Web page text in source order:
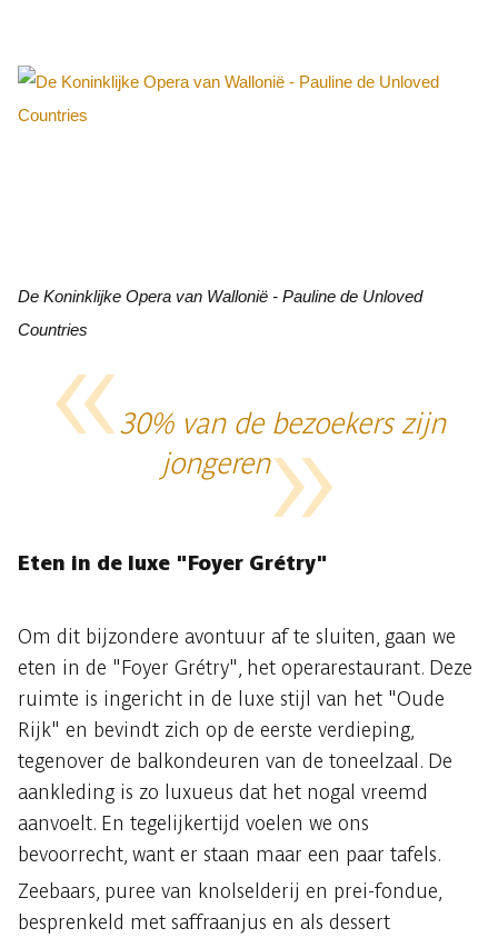
De Koninklijke Opera van Wallonië - Pauline de Unloved
Countries
30% van de bezoekers zijn
jongeren
Eten in de luxe "Foyer Grétry"
Om dit bijzondere avontuur af te sluiten, gaan we
eten in de "Foyer Grétry", het operarestaurant. Deze
ruimte is ingericht in de luxe stijl van het "Oude
Rijk" en bevindt zich op de eerste verdieping,
tegenover de balkondeuren van de toneelzaal. De
aankleding is zo luxueus dat het nogal vreemd
aanvoelt. En tegelijkertijd voelen we ons
bevoorrecht, want er staan maar een paar tafels.
Zeebaars, puree van knolselderij en prei-fondue,
besprenkeld met saffraanjus en als dessert